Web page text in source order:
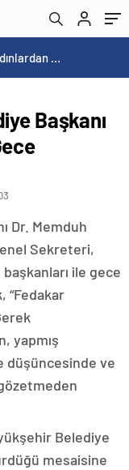
Norweç silahlı kuvvetleri kadınlardan oluşan özel kuvvetler eğitimlerini başlattı.
Başkanı
Dr. Memduh
Sekreteri,
ile gece
“Fedakar
yapmış
düşüncesinde ve
Belediye
mesaisine